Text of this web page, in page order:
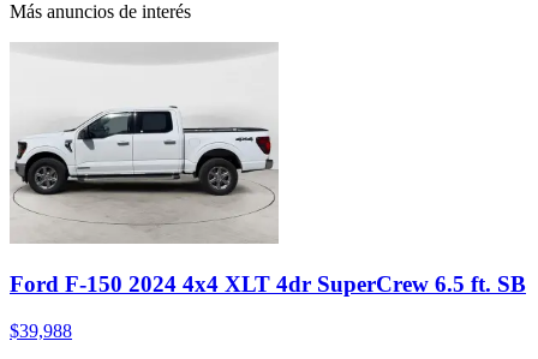
Más anuncios de interés
Ford F-150 2024 4x4 XLT 4dr SuperCrew 6.5 ft. SB
$39,988